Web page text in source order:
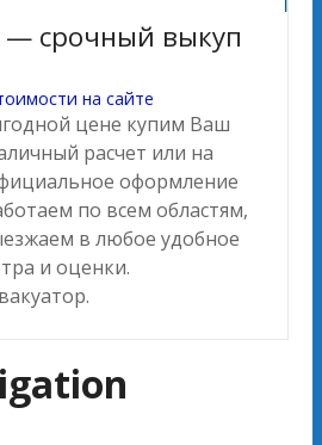
— срочный выкуп
на сайте
цене купим Ваш
расчет или на
оформление
по всем областям,
в любое удобное
и оценки.